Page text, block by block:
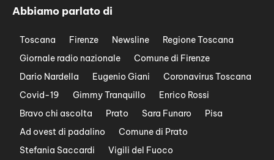
Abbiamo parlato di
Toscana Firenze Newsline
Regione Toscana
Giornale radio nazionale
Comune di Firenze
Dario Nardella
Eugenio Giani
Coronavirus Toscana
Covid-19
Gimmy Tranquillo
Enrico Rossi
Bravo chi ascolta
Prato Sara Funaro
Pisa
Ad ovest di padalino
Comune di Prato
Stefania Saccardi
Vigili del Fuoco